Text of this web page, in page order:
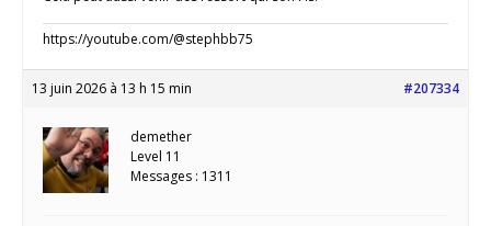
https://youtube.com/@stephbb75
13 juin 2026 à 13 h 15 min #207334
demether
Level 11
Messages : 1311